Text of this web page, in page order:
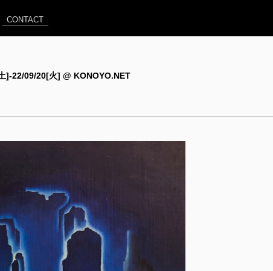
CONTACT
]-22/09/20[火] @ KONOYO.NET